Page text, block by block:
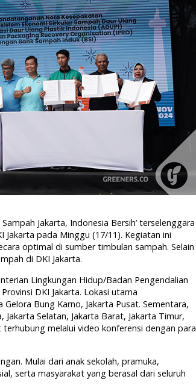
Jakarta, Indonesia Bersih’ terselenggara
Jakarta pada Minggu (17/11). Kegiatan ini
optimal di sumber timbulan sampah. Selain
di DKI Jakarta.
Lingkungan Hidup/Badan Pengendalian
DKI Jakarta. Lokasi utama
Bung Karno, Jakarta Pusat. Sementara,
Selatan, Jakarta Barat, Jakarta Timur,
melalui video konferensi dengan para
Mulai dari anak sekolah, pramuka,
serta masyarakat yang berasal dari seluruh